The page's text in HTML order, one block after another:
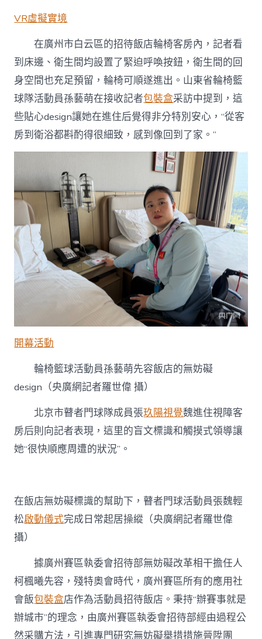
VR虛擬實境
在廣州市白云區的招待飯店輪椅客房內，記者看
到床邊、衛生間均設置了緊迫呼喚按鈕，衛生間的回
身空間也充足預留，輪椅可順遂進出。山東省輪椅籃
球隊活動員孫藝萌在接收記者包裝盒采訪中提到，這
些貼心design讓她在進住后覺得非分特別安心，“從客
房到衛浴都斟酌得很細致，感到像回到了家。”
開幕活動
輪椅籃球活動員孫藝萌先容飯店的無妨礙
design（央廣網記者羅世偉 攝）
北京市瞽者門球隊成員張玖陽視覺魏進住視障客
房后則向記者表現，這里的盲文標識和觸摸式領導讓
她“很快順應周遭的狀況”。
在飯店無妨礙標識的幫助下，瞽者門球活動員張魏輕
松啟動儀式完成日常起居操縱（央廣網記者羅世偉
攝）
據廣州賽區執委會招待部無妨礙改革相干擔任人
柯楓曦先容，殘特奧會時代，廣州賽區所有的應用社
會飯包裝盒店作為活動員招待飯店。秉持“辦賽事就是
辦城市”的理念，由廣州賽區執委會招待部經由過程公
然采購方法，引進專門研究無妨礙舉措措施晉陞團